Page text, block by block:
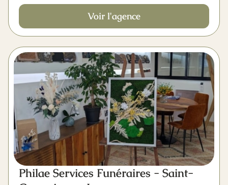
Voir l'agence
Philae Services Funéraires - Saint-